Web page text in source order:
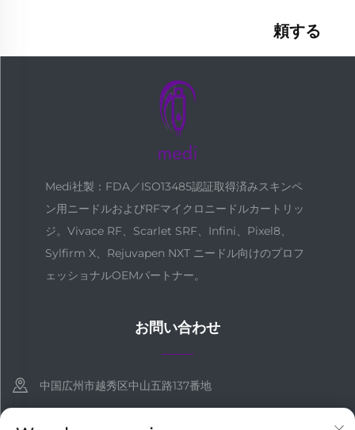
頼する
Medi社製：FDA／ISO13485認証取得済みスキンペ
ン用ニードルおよびRFマイクロニードルカートリッ
ジ。Vivace RF、Scarlet SRF、Infini、Pixel8、
Sylfirm X、Rejuvapen NXT ニードル向けのプロフ
ェッショナルOEMパートナー。
お問い合わせ
中国広州市越秀区中山五路137番地